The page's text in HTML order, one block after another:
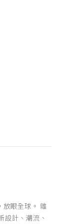
放眼全球。 雜
設計、潮流、